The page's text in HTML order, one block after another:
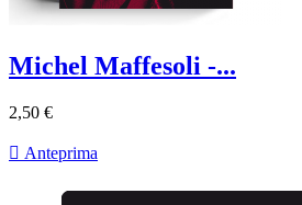
Michel Maffesoli -...
2,50 €
 Anteprima